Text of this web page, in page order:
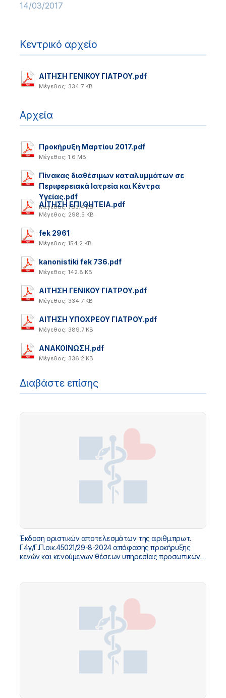
14/03/2017
Κεντρικό αρχείο
ΑΙΤΗΣΗ ΓΕΝΙΚΟΥ ΓΙΑΤΡΟΥ.pdf
Μέγεθος: 334.7 KB
Αρχεία
Προκήρυξη Mαρτίου 2017.pdf
Μέγεθος: 1.6 MB
Πίνακας διαθέσιμων καταλυμμάτων σε
Περιφερειακά Ιατρεία και Κέντρα
Υγείας.pdf
Μέγεθος: 783.4 KB
ΑΙΤΗΣΗ ΕΠΙ ΘΗΤΕΙΑ.pdf
Μέγεθος: 298.5 KB
fek 2961
Μέγεθος: 154.2 KB
kanonistiki fek 736.pdf
Μέγεθος: 142.8 KB
ΑΙΤΗΣΗ ΓΕΝΙΚΟΥ ΓΙΑΤΡΟΥ.pdf
Μέγεθος: 334.7 KB
ΑΙΤΗΣΗ ΥΠΟΧΡΕΟΥ ΓΙΑΤΡΟΥ.pdf
Μέγεθος: 389.7 KB
ΑΝΑΚΟΙΝΩΣΗ.pdf
Μέγεθος: 336.2 KB
Διαβάστε επίσης
Έκδοση οριστικών αποτελεσμάτων της αριθμ.πρωτ.
Γ4γ/Γ.Π.οικ.45021/29-8-2024 απόφασης προκήρυξης
κενών και κενούμενων θέσεων υπηρεσίας προσωπικών